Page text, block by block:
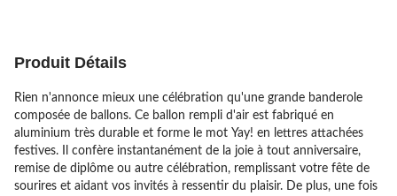
Produit Détails
Rien n'annonce mieux une célébration qu'une grande banderole
composée de ballons. Ce ballon rempli d'air est fabriqué en
aluminium très durable et forme le mot Yay! en lettres attachées
festives. Il confère instantanément de la joie à tout anniversaire,
remise de diplôme ou autre célébration, remplissant votre fête de
sourires et aidant vos invités à ressentir du plaisir. De plus, une fois